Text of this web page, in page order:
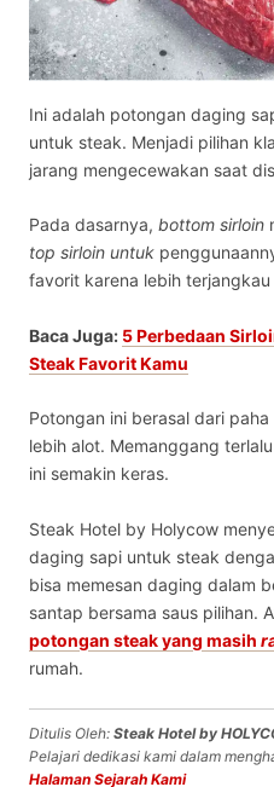
Ini adalah potongan daging
untuk steak. Menjadi pilihan
jarang mengecewakan saat
Pada dasarnya, bottom sirloin
top sirloin untuk
favorit karena lebih
Baca Juga: 5 Perbedaan
Steak Favorit Kamu
Potongan ini berasal dari
lebih alot. Memanggang
ini semakin keras.
Steak Hotel by Holycow
daging sapi untuk steak
bisa memesan daging dalam
santap bersama saus pilihan.
potongan steak yang masih
rumah.
Ditulis Oleh: Steak Hotel by
Pelajari dedikasi kami dalam
Halaman Sejarah Kami